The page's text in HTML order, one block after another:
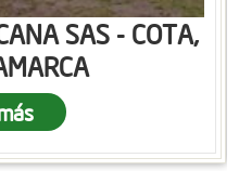
SAS - COTA,